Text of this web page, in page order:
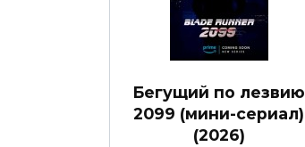
Бегущий по лезвию
2099 (мини-сериал)
(2026)